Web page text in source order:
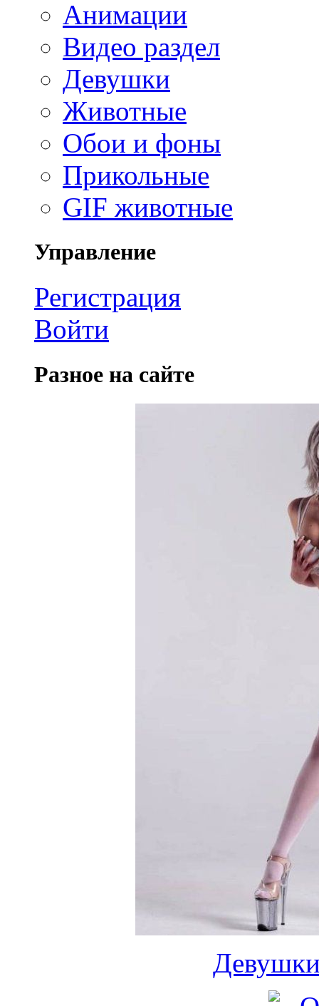
Анимации
Видео раздел
Девушки
Животные
Обои и фоны
Прикольные
GIF животные
Управление
Регистрация
Войти
Разное на сайте
Девушки